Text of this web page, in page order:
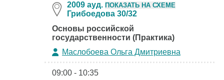
2009 ауд. ПОКАЗАТЬ НА СХЕМЕ
Грибоедова 30/32
Основы российской
государственности (Практика)
Маслобоева Ольга Дмитриевна
09:00 - 10:35